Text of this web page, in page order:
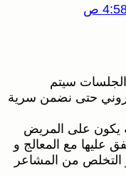
سيتم
حتى نضمن سرية
يكون على المريض
عليها مع المعالج و
التخلص من المشاعر